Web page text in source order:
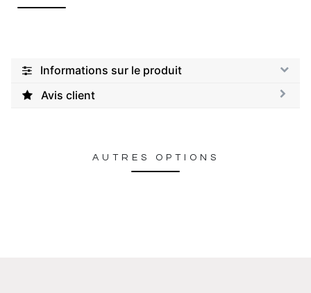
Informations sur le produit
Avis client
AUTRES OPTIONS